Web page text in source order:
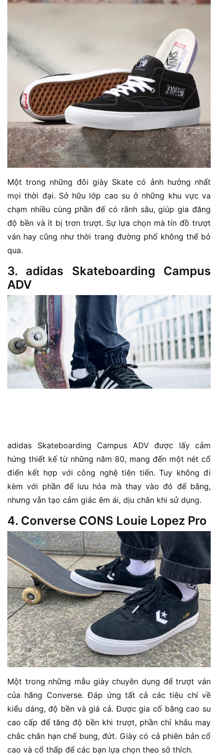
Một trong những đôi giày Skate có ảnh hưởng nhất
mọi thời đại. Sở hữu lớp cao su ở những khu vực va
chạm nhiều cùng phần đế có rãnh sâu, giúp gia đăng
độ bền và ít bị trơn trượt. Sự lựa chọn mà tín đồ trượt
ván hay cũng như thời trang đường phố không thể bỏ
qua.
3. adidas Skateboarding Campus
ADV
adidas Skateboarding Campus ADV được lấy cảm
hứng thiết kế từ những năm 80, mang đến một nét cổ
điển kết hợp với công nghệ tiên tiến. Tuy không đi
kèm với phần đế lưu hóa mà thay vào đó đế bằng,
nhưng vẫn tạo cảm giác êm ái, dịu chân khi sử dụng.
4. Converse CONS Louie Lopez Pro
Một trong những mẫu giày chuyên dụng để trượt ván
của hãng Converse. Đáp ứng tất cả các tiêu chí về
kiểu dáng, độ bền và giá cả. Được gia cố bằng cao su
cao cấp để tăng độ bền khi trượt, phần chỉ khâu may
chắc chắn hạn chế bung, đứt. Giày có cả phiên bản cổ
cao và cổ thấp để các bạn lựa chọn theo sở thích.